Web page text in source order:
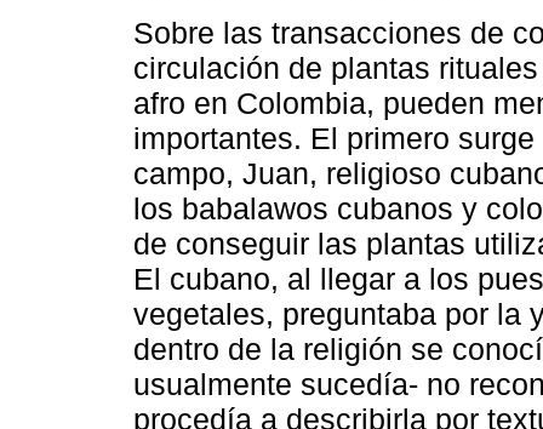
Sobre las transacciones de
circulación de plantas
afro en Colombia, pueden
importantes. El primero
campo, Juan, religioso
los babalawos cubanos y
de conseguir las plantas
El cubano, al llegar a los
vegetales, preguntaba por la
dentro de la religión se
usualmente sucedía- no
procedía a describirla por